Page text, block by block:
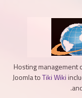
Hosting management
Joomla toTiki Wiki